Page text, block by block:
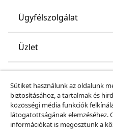
Ügyfélszolgálat
Üzlet
Fedezz fel többet
Sütiket használunk az oldalunk
biztosításához, a tartalmak és
közösségi média funkciók
látogatottságának elemzéséhez.
információkat is megosztunk a